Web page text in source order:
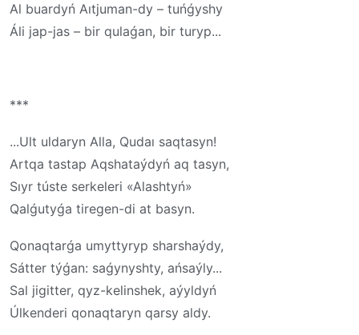
Al buardyń Aıtjuman-dy – tuńǵyshy
Áli jap-jas – bir qulaǵan, bir turyp...
***
...Ult uldaryn Alla, Qudaı saqtasyn!
Artqa tastap Aqshataýdyń aq tasyn,
Sıyr túste serkeleri «Alashtyń»
Qalǵutyǵa tiregen-di at basyn.
Qonaqtarǵa umyttyryp sharshaýdy,
Sátter týǵan: saǵynyshty, ańsaýly...
Sal jigitter, qyz-kelinshek, aýyldyń
Úlkenderi qonaqtaryn qarsy aldy.